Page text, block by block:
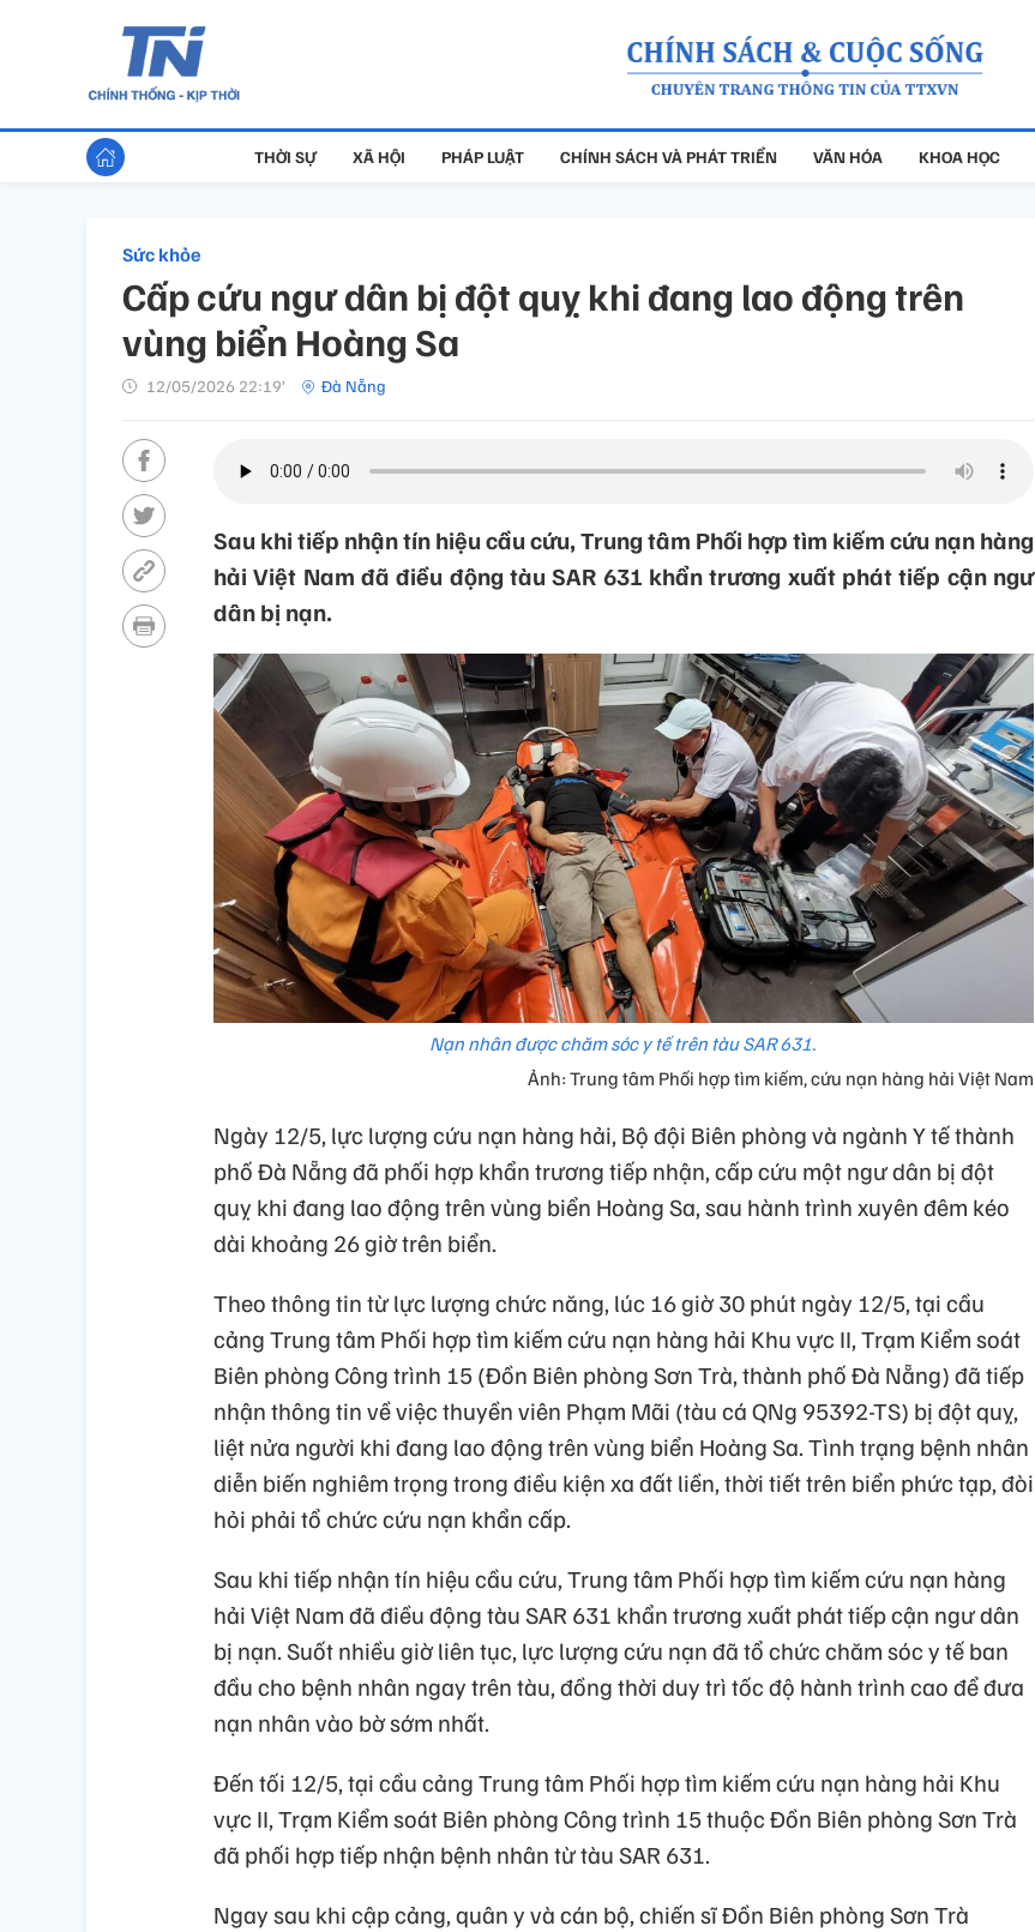
THỜI SỰ XÃ HỘI PHÁP LUẬT CHÍNH SÁCH VÀ PHÁT TRIỂN VĂN HÓA KHOA HỌC
Sức khỏe
Cấp cứu ngư dân bị đột quỵ khi đang lao động trên
vùng biển Hoàng Sa
12/05/2026 22:19’ Đà Nẵng
Sau khi tiếp nhận tín hiệu cầu cứu, Trung tâm Phối hợp tìm kiếm cứu nạn hàng
hải Việt Nam đã điều động tàu SAR 631 khẩn trương xuất phát tiếp cận ngư
dân bị nạn.
Nạn nhân được chăm sóc y tế trên tàu SAR 631.
Ảnh: Trung tâm Phối hợp tìm kiếm, cứu nạn hàng hải Việt Nam
Ngày 12/5, lực lượng cứu nạn hàng hải, Bộ đội Biên phòng và ngành Y tế thành
phố Đà Nẵng đã phối hợp khẩn trương tiếp nhận, cấp cứu một ngư dân bị đột
quỵ khi đang lao động trên vùng biển Hoàng Sa, sau hành trình xuyên đêm kéo
dài khoảng 26 giờ trên biển.
Theo thông tin từ lực lượng chức năng, lúc 16 giờ 30 phút ngày 12/5, tại cầu
cảng Trung tâm Phối hợp tìm kiếm cứu nạn hàng hải Khu vực II, Trạm Kiểm soát
Biên phòng Công trình 15 (Đồn Biên phòng Sơn Trà, thành phố Đà Nẵng) đã tiếp
nhận thông tin về việc thuyền viên Phạm Mãi (tàu cá QNg 95392-TS) bị đột quỵ,
liệt nửa người khi đang lao động trên vùng biển Hoàng Sa. Tình trạng bệnh nhân
diễn biến nghiêm trọng trong điều kiện xa đất liền, thời tiết trên biển phức tạp, đòi
hỏi phải tổ chức cứu nạn khẩn cấp.
Sau khi tiếp nhận tín hiệu cầu cứu, Trung tâm Phối hợp tìm kiếm cứu nạn hàng
hải Việt Nam đã điều động tàu SAR 631 khẩn trương xuất phát tiếp cận ngư dân
bị nạn. Suốt nhiều giờ liên tục, lực lượng cứu nạn đã tổ chức chăm sóc y tế ban
đầu cho bệnh nhân ngay trên tàu, đồng thời duy trì tốc độ hành trình cao để đưa
nạn nhân vào bờ sớm nhất.
Đến tối 12/5, tại cầu cảng Trung tâm Phối hợp tìm kiếm cứu nạn hàng hải Khu
vực II, Trạm Kiểm soát Biên phòng Công trình 15 thuộc Đồn Biên phòng Sơn Trà
đã phối hợp tiếp nhận bệnh nhân từ tàu SAR 631.
Ngay sau khi cập cảng, quân y và cán bộ, chiến sĩ Đồn Biên phòng Sơn Trà